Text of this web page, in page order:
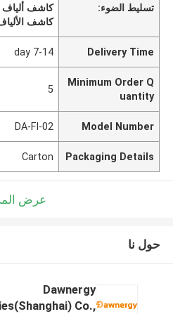
تسليط الضوء:
كاشف ألياف
كاشف
Delivery Time
7-14 day
Minimum Order Q
uantity
5
Model Number
DA-FI-02
Packaging Details
Carton
عرض
حول نا
Dawnergy
Co.,